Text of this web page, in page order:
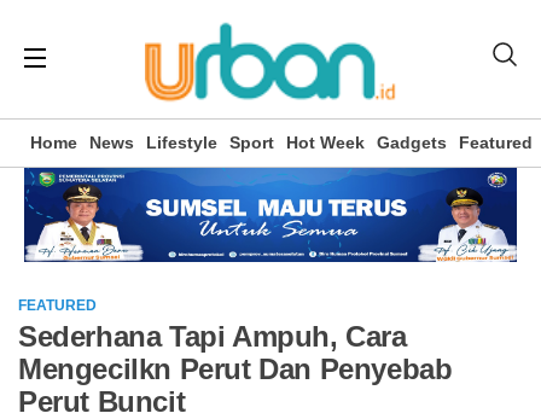
Home News Lifestyle Sport Hot Week Gadgets Featured
FEATURED
Sederhana Tapi Ampuh, Cara
Mengecilkn Perut Dan Penyebab
Perut Buncit